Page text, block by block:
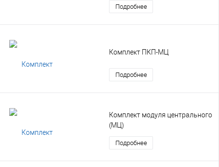
Подробнее
Комплект ПКП-МЦ
Подробнее
Комплект модуля центрального
(МЦ)
Подробнее